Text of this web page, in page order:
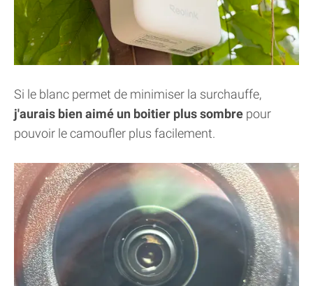
Si le blanc permet de minimiser la surchauffe,
j'aurais bien aimé un boitier plus sombre pour
pouvoir le camoufler plus facilement.